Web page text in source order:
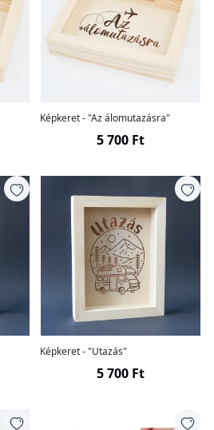
Képkeret - "Az álomutazásra"
5 700 Ft
Képkeret - "Utazás"
5 700 Ft